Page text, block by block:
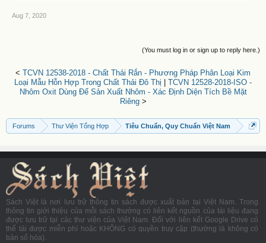
Aug 7, 2020
(You must log in or sign up to reply here.)
< TCVN 12538-2018 - Chất Thải Rắn - Phương Pháp Phân Loại Kim
Loại Mẫu Hỗn Hợp Trong Chất Thải Đô Thị
TCVN 12528-2018-ISO -
Nhôm Oxit Dùng Để Sản Xuất Nhôm - Xác Định Diện Tích Bề Mặt
Riêng>
Forums Thư Viện Tổng Hợp Tiêu Chuẩn, Quy Chuẩn Việt Nam
Sách Việt là nơi lưu trữ thông tin sách được xuất bản tại Việt Nam. Trong
thông tin giới thiệu của mỗi sách thường có liên kết nguồn của tài liệu đang
được lưu trữ tại các thư viện của Việt Nam. Đối với liên kết Google Drive có
thể tải được miễn phí hoặc KHÔNG có quyền truy cập (thường là không có
bản số hóa).